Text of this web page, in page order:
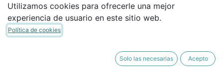
Agrego sistema de notificaciones, que permitirá
entregar distintas alertas a los usuarios a medida
Utilizamos cookies para ofrecerle una mejor
experiencia de usuario en este sitio web.
Política de cookies
Solo las necesarias Acepto